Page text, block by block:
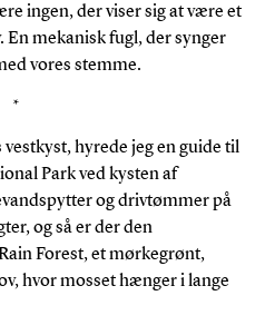
ingen, der viser sig at være et
En mekanisk fugl, der synger
vores stemme.
*
vestkyst, hyrede jeg en guide til
Park ved kysten af
og drivtømmer på
og så er der den
Forest, et mørkegrønt,
hvor mosset hænger i lange